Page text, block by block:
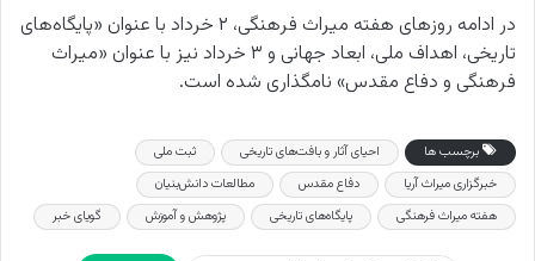
در ادامه روزهای هفته میراث‌ فرهنگی، ۲ خرداد با عنوان «پایگاه‌های
تاریخی، اهداف ملی، ابعاد جهانی و ۳ خرداد نیز با عنوان «میراث‌
فرهنگی و دفاع مقدس» نامگذاری شده است.
برچسب ها احیای آثار و بافت‌های تاریخی
ثبت ملی
خبرگزاری میراث‌ آریا
دفاع مقدس
مطالعات دانش‌بنیان
هفته میراث‌ فرهنگی
پایگاه‌های تاریخی پژوهش و آموزش گویای خبر